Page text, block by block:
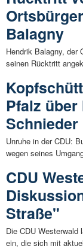
Balagny
Hendrik Balagny, der
seinen Rücktritt
Pfalz
Schnieder
Unruhe in der CDU:
wegen seines
CDU
Straße"
Die CDU Westerwald
ein, die sich mit